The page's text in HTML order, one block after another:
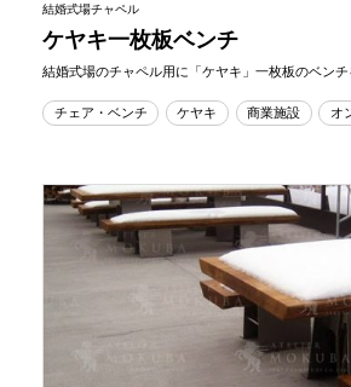
結婚式場チャペル
ケヤキ一枚板ベンチ
結婚式場のチャペル用に「ケヤキ」一枚板のベン
チェア・ベンチ ケヤキ 商業施設 オ